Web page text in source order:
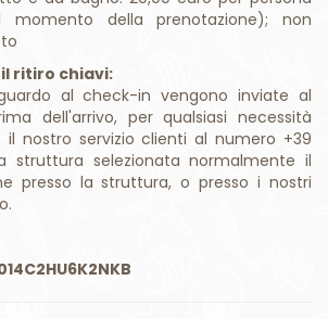
momento della prenotazione); non
ritiro chiavi:
al check-in vengono inviate al
dell'arrivo, per qualsiasi necessità
nostro servizio clienti al numero +39
struttura selezionata normalmente il
presso la struttura, o presso i nostri